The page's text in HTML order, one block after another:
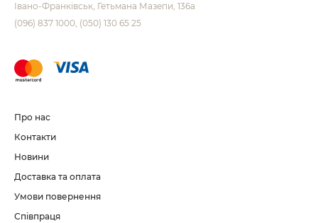
Івано-Франківськ Гетьмана Мазепи, 136а
(096) 837 1000 (050) 130 65 25
Про нас
Контакти
Новини
Доставка та оплата
Умови повернення
Співпраця